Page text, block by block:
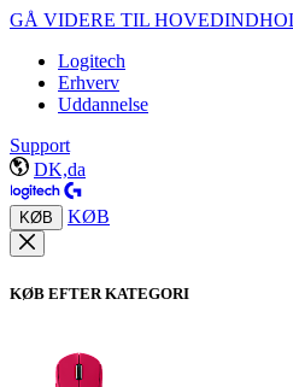
GÅ VIDERE TIL
Logitech
Erhverv
Uddannelse
Support
DK,da
KØB KØB
KØB EFTER KATEGORI